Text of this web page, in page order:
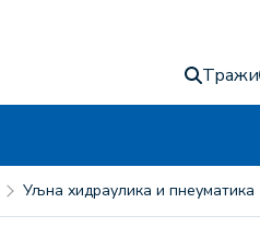
Тражи
Уљна хидраулика и пнеуматика